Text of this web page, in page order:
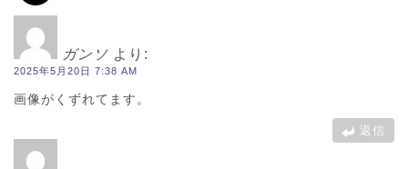
ガンソ より:
2025年5月20日 7:38 AM
画像がくずれてます。
返信